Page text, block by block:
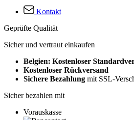
Kontakt
Geprüfte Qualität
Sicher und vertraut einkaufen
Belgien: Kostenloser
Kostenloser Rückversand
Sichere Bezahlung mit SSL-
Sicher bezahlen mit
Vorauskasse